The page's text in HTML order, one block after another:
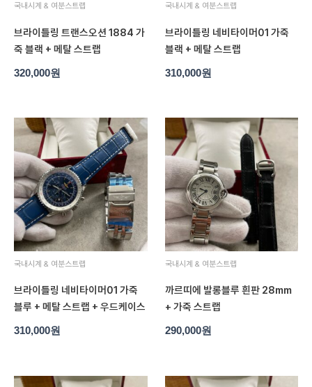
국내시계 & 여분스트랩
브라이틀링 트랜스오션 1884 가
죽 블랙 + 메탈 스트랩
320,000원
국내시계 & 여분스트랩
브라이틀링 네비타이머01 가죽
블랙 + 메탈 스트랩
310,000원
국내시계 & 여분스트랩
브라이틀링 네비타이머01 가죽
블루 + 메탈 스트랩 + 우드케이스
310,000원
국내시계 & 여분스트랩
까르띠에 발롱블루 흰판 28mm
+ 가죽 스트랩
290,000원